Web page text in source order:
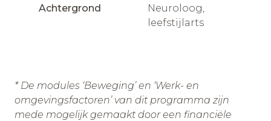
Achtergrond
Neuroloog,
leefstijlarts
* De modules ‘Beweging’ en ‘Werk- en
omgevingsfactoren’ van dit programma zijn
mede mogelijk gemaakt door een financiële